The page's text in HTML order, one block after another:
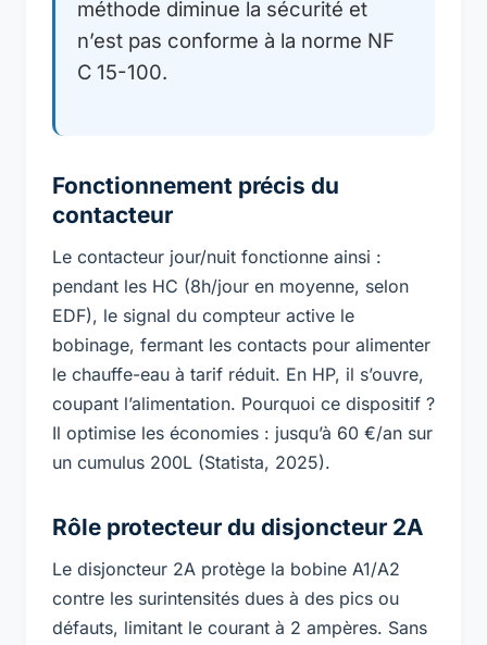
méthode diminue la sécurité et
n’est pas conforme à la norme NF
C 15-100.
Fonctionnement précis du
contacteur
Le contacteur jour/nuit fonctionne ainsi :
pendant les HC (8h/jour en moyenne, selon
EDF), le signal du compteur active le
bobinage, fermant les contacts pour alimenter
le chauffe-eau à tarif réduit. En HP, il s’ouvre,
coupant l’alimentation. Pourquoi ce dispositif ?
Il optimise les économies : jusqu’à 60 €/an sur
un cumulus 200L (Statista, 2025).
Rôle protecteur du disjoncteur 2A
Le disjoncteur 2A protège la bobine A1/A2
contre les surintensités dues à des pics ou
défauts, limitant le courant à 2 ampères. Sans